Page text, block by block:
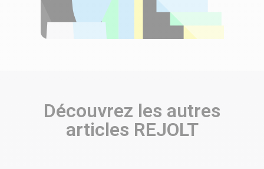
Découvrez les autres
articles REJOLT